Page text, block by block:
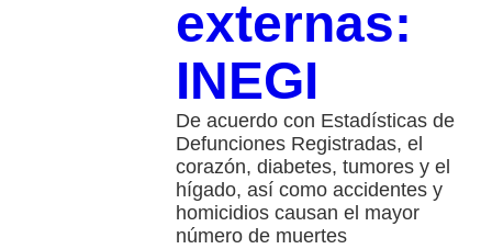
externas:
INEGI
De acuerdo con Estadísticas de
Defunciones Registradas, el
corazón, diabetes, tumores y el
hígado, así como accidentes y
homicidios causan el mayor
número de muertes